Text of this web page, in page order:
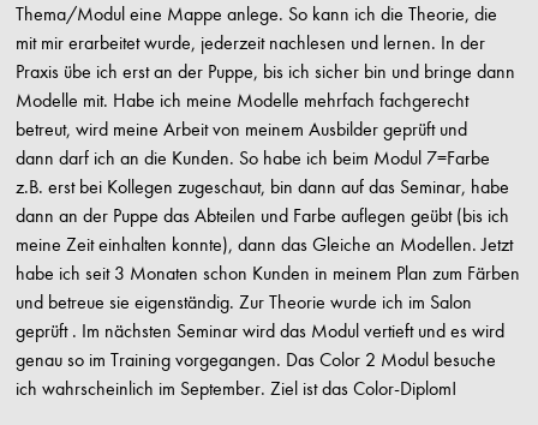
Thema/Modul eine Mappe anlege. So kann ich die Theorie, die
mit mir erarbeitet wurde, jederzeit nachlesen und lernen. In der
Praxis übe ich erst an der Puppe, bis ich sicher bin und bringe dann
Modelle mit. Habe ich meine Modelle mehrfach fachgerecht
betreut, wird meine Arbeit von meinem Ausbilder geprüft und
dann darf ich an die Kunden. So habe ich beim Modul 7=Farbe
z.B. erst bei Kollegen zugeschaut, bin dann auf das Seminar, habe
dann an der Puppe das Abteilen und Farbe auflegen geübt (bis ich
meine Zeit einhalten konnte), dann das Gleiche an Modellen. Jetzt
habe ich seit 3 Monaten schon Kunden in meinem Plan zum Färben
und betreue sie eigenständig. Zur Theorie wurde ich im Salon
geprüft . Im nächsten Seminar wird das Modul vertieft und es wird
genau so im Training vorgegangen. Das Color 2 Modul besuche
ich wahrscheinlich im September. Ziel ist das Color-Diplom!